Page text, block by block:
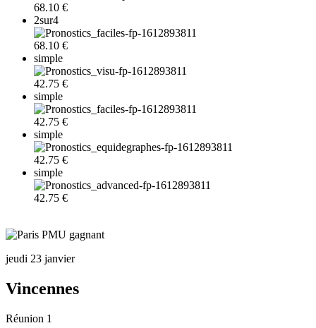
68.10 €
2sur4
68.10 €
simple
42.75 €
simple
42.75 €
simple
42.75 €
simple
42.75 €
jeudi 23 janvier
Vincennes
Réunion 1